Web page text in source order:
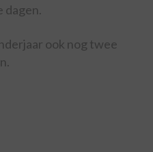
dagen.
ook nog twee